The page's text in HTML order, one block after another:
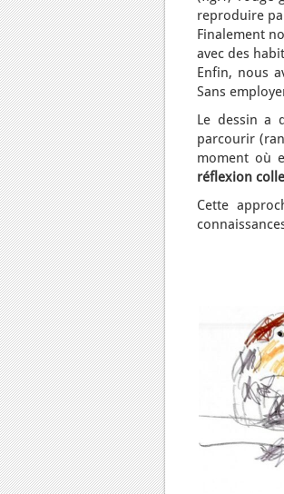
reproduire
Finalement
avec des
Enfin, nous
Sans
Le dessin a
parcourir
moment où
réflexion
Cette